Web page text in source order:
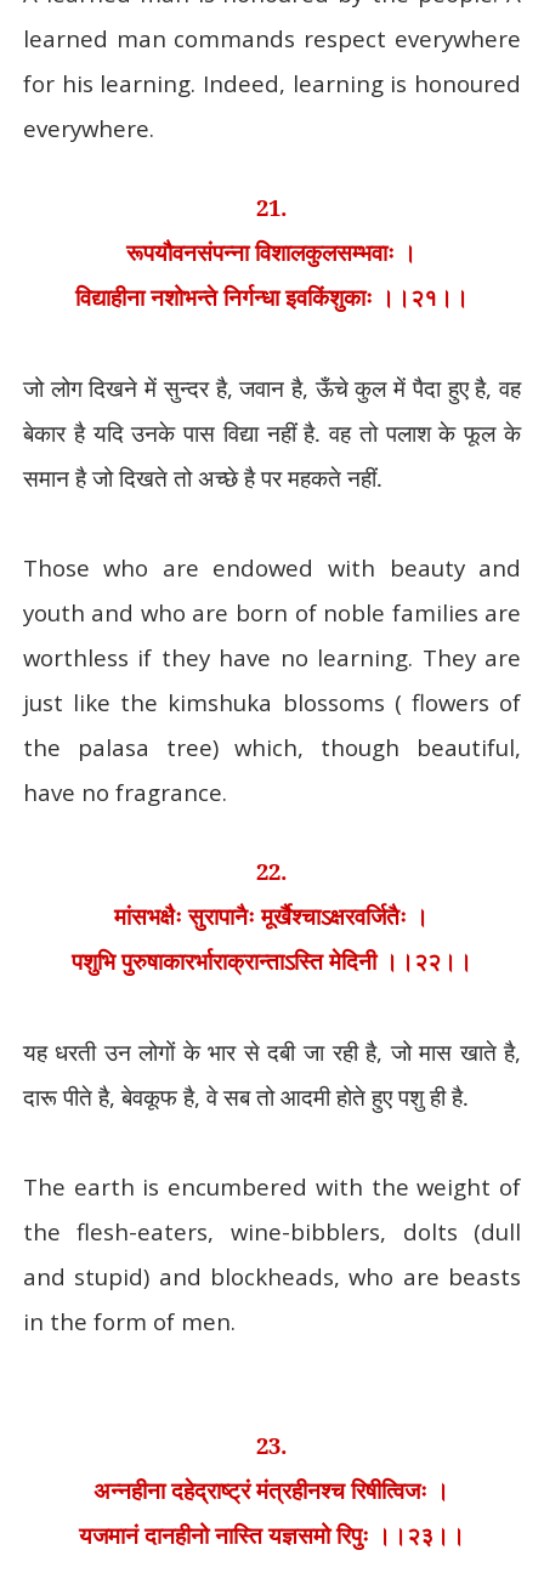
learned man commands respect everywhere
for his learning. Indeed, learning is honoured
everywhere.
21.
रूपयौवनसंपन्ना विशालकुलसम्भवाः ।
विद्याहीना नशोभन्ते निर्गन्धा इवकिंशुकाः ।।२१।।
जो लोग दिखने में सुन्दर है,जवान है,ऊँचे कुल में पैदा हुए है,वह
बेकार है यदि उनके पास विद्या नहीं है. वह तो पलाश के फूल के
समान है जो दिखते तो अच्छे है पर महकते नहीं.
Those who are endowed with beauty and
youth and who are born of noble families are
worthless if they have no learning. They are
just like the kimshuka blossoms ( flowers of
the palasa tree) which, though beautiful,
have no fragrance.
22.
मांसभक्षैः सुरापानैः मूर्खैश्चाऽक्षरवर्जितैः ।
पशुभि पुरुषाकारर्भाराक्रान्ताऽस्ति मेदिनी ।।२२।।
यह धरती उन लोगों के भार से दबी जा रही है,जो मास खाते है,
दारू पीते है,बेवकूफ है,वे सब तो आदमी होते हुए पशु ही है.
The earth is encumbered with the weight of
the flesh-eaters, wine-bibblers, dolts (dull
and stupid) and blockheads, who are beasts
in the form of men.
23.
अन्नहीना दहेद्राष्ट्रं मंत्रहीनश्च रिषीत्विजः ।
यजमानं दानहीनो नास्ति यज्ञसमो रिपुः ।।२३।।